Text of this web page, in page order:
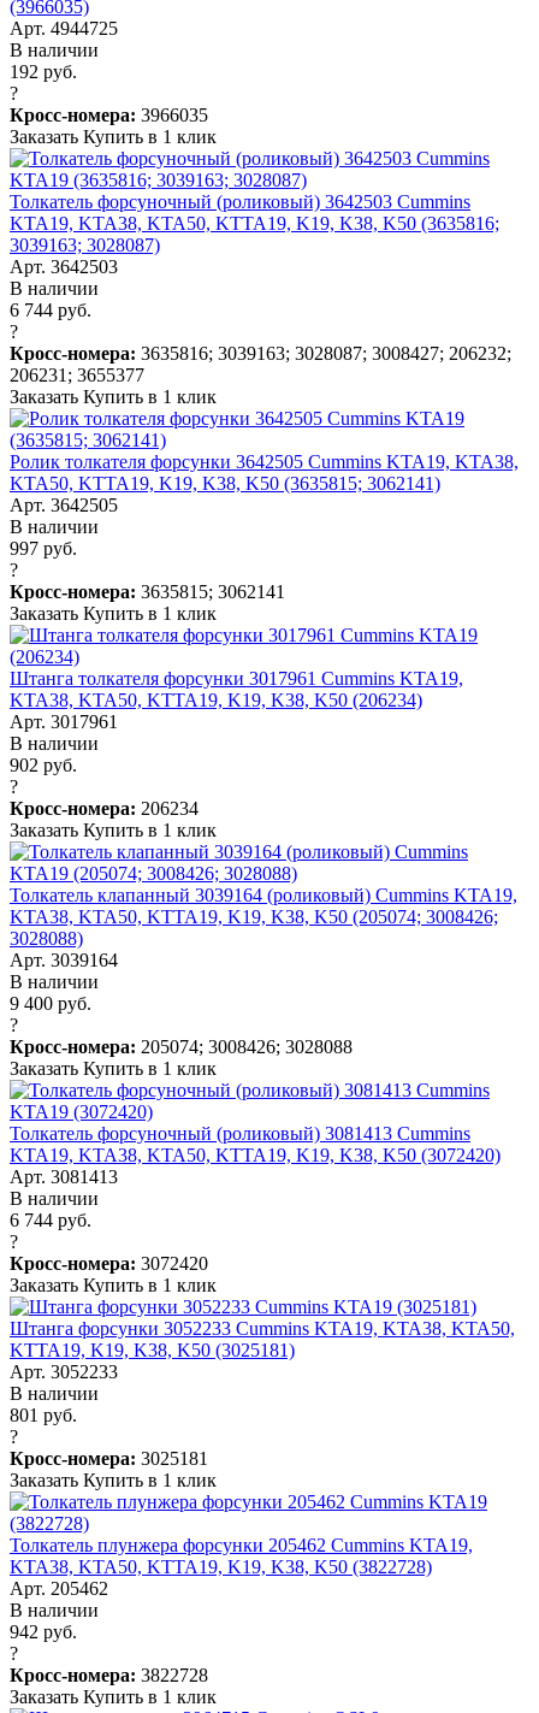
(3966035)
Арт. 4944725
В наличии
192 руб.
?
Кросс-номера: 3966035
Заказать Купить в 1 клик
Толкатель форсуночный (роликовый) 3642503 Cummins
KTA19, KTA38, KTA50, KTTA19, K19, K38, K50 (3635816;
3039163; 3028087)
Арт. 3642503
В наличии
6 744 руб.
?
Кросс-номера: 3635816; 3039163; 3028087; 3008427; 206232;
206231; 3655377
Заказать Купить в 1 клик
Ролик толкателя форсунки 3642505 Cummins KTA19, KTA38,
KTA50, KTTA19, K19, K38, K50 (3635815; 3062141)
Арт. 3642505
В наличии
997 руб.
?
Кросс-номера: 3635815; 3062141
Заказать Купить в 1 клик
Штанга толкателя форсунки 3017961 Cummins KTA19,
KTA38, KTA50, KTTA19, K19, K38, K50 (206234)
Арт. 3017961
В наличии
902 руб.
?
Кросс-номера: 206234
Заказать Купить в 1 клик
Толкатель клапанный 3039164 (роликовый) Cummins KTA19,
KTA38, KTA50, KTTA19, K19, K38, K50 (205074; 3008426;
3028088)
Арт. 3039164
В наличии
9 400 руб.
?
Кросс-номера: 205074; 3008426; 3028088
Заказать Купить в 1 клик
Толкатель форсуночный (роликовый) 3081413 Cummins
KTA19, KTA38, KTA50, KTTA19, K19, K38, K50 (3072420)
Арт. 3081413
В наличии
6 744 руб.
?
Кросс-номера: 3072420
Заказать Купить в 1 клик
Штанга форсунки 3052233 Cummins KTA19, KTA38, KTA50,
KTTA19, K19, K38, K50 (3025181)
Арт. 3052233
В наличии
801 руб.
?
Кросс-номера: 3025181
Заказать Купить в 1 клик
Толкатель плунжера форсунки 205462 Cummins KTA19,
KTA38, KTA50, KTTA19, K19, K38, K50 (3822728)
Арт. 205462
В наличии
942 руб.
?
Кросс-номера: 3822728
Заказать Купить в 1 клик